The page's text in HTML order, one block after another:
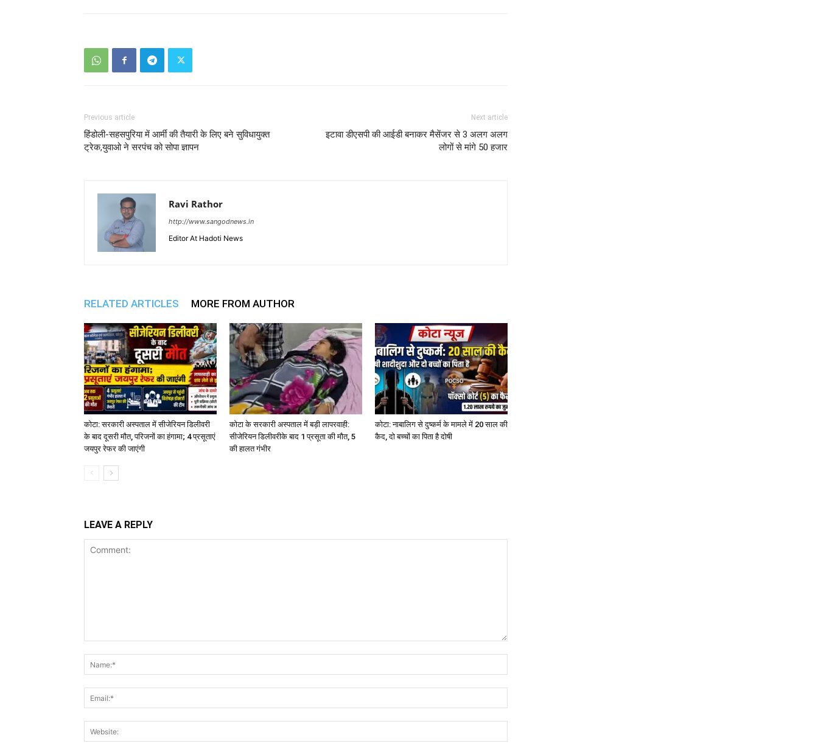
Previous article
हिंडोली-सहसपुरिया में आर्मी की तैयारी के लिए बने सुविधायुक्त
ट्रेक,युवाओ ने सरपंच को सोपा ज्ञापन
Next article
इटावा डीएसपी की आईडी बनाकर मैसेंजर से 3 अलग अलग
लोगों से मांगे 50 हजार
Ravi Rathor
http://www.sangodnews.in
Editor At Hadoti News
RELATED ARTICLES MORE FROM AUTHOR
कोटा: सरकारी अस्पताल में सीजेरियन डिलीवरी
के बाद दूसरी मौत, परिजनों का हंगामा; 4 प्रसूताएं
जयपुर रेफर की जाएंगी
कोटा के सरकारी अस्पताल में बड़ी लापरवाही:
सीजेरियन डिलीवरीके बाद 1 प्रसूता की मौत, 5
की हालत गंभीर
कोटा: नाबालिग से दुष्कर्म के मामले में 20 साल की
कैद, दो बच्चों का पिता है दोषी
LEAVE A REPLY